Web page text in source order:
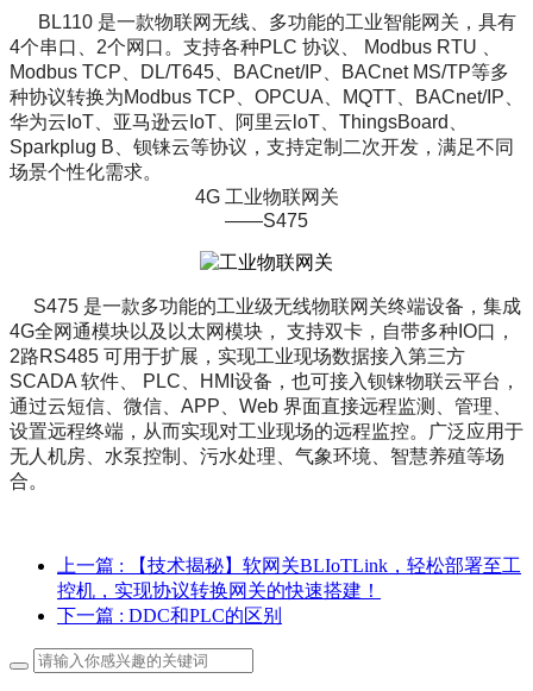
BL110 是一款物联网无线、多功能的工业智能网关，具有
4个串口、2个网口。支持各种PLC 协议、 Modbus RTU 、
Modbus TCP、DL/T645、BACnet/IP、BACnet MS/TP等多
种协议转换为Modbus TCP、OPCUA、MQTT、BACnet/IP、
华为云IoT、亚马逊云IoT、阿里云loT、ThingsBoard、
Sparkplug B、钡铼云等协议，支持定制二次开发，满足不同
场景个性化需求。
4G 工业物联网关
——S475
S475 是一款多功能的工业级无线物联网关终端设备，集成
4G全网通模块以及以太网模块， 支持双卡，自带多种 IO口，
2路RS485 可用于扩展，实现工业现场数据接入第三方
SCADA 软件、 PLC、HMI设备，也可接入钡铼物联云平台，
通过云短信、微信、APP、Web 界面直接远程监测、管理、
设置远程终端，从而实现对工业现场的远程监控。广泛应用于
无人机房、水泵控制、污水处理、气象环境、智慧养殖等场
合。
上一篇 : 【技术揭秘】软网关BLIoTLink，轻松部署至工
控机，实现协议转换网关的快速搭建！
下一篇 : DDC和PLC的区别